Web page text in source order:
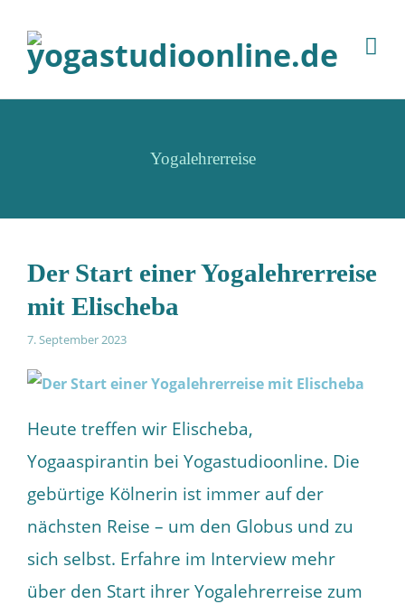
Yogalehrerreise
Der Start einer Yogalehrerreise
mit Elischeba
7. September 2023
Heute treffen wir Elischeba,
Yogaaspirantin bei Yogastudioonline. Die
gebürtige Kölnerin ist immer auf der
nächsten Reise – um den Globus und zu
sich selbst. Erfahre im Interview mehr
über den Start ihrer Yogalehrerreise zum